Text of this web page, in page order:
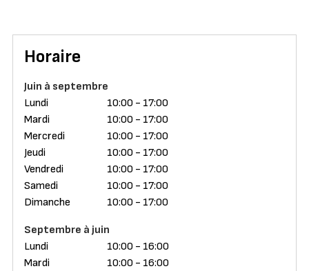
Horaire
Juin à septembre
Lundi
10:00 - 17:00
Mardi
10:00 - 17:00
Mercredi
10:00 - 17:00
Jeudi
10:00 - 17:00
Vendredi
10:00 - 17:00
Samedi
10:00 - 17:00
Dimanche
10:00 - 17:00
Septembre à juin
Lundi
10:00 - 16:00
Mardi
10:00 - 16:00